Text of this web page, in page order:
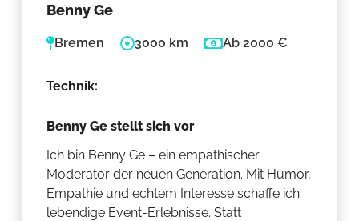
Benny Ge
Bremen 3000 km Ab 2000 €
Technik:
Benny Ge stellt sich vor
Ich bin Benny Ge – ein empathischer
Moderator der neuen Generation. Mit Humor,
Empathie und echtem Interesse schaffe ich
lebendige Event-Erlebnisse. Statt